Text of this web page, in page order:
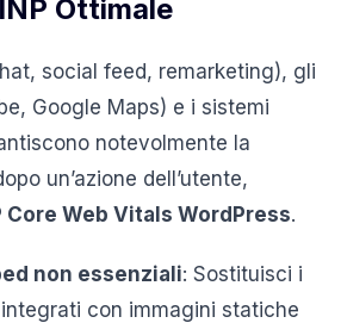
Ottimale
social feed, remarketing), gli
Google Maps) e i sistemi
notevolmente la
un’azione dell’utente,
Core Web Vitals WordPress.
non essenziali: Sostituisci i
con immagini statiche